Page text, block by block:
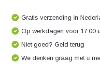
Gratis verzending in
Op werkdagen voor 17:00
Niet goed? Geld terug
We denken graag met u